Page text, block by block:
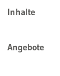
Inhalte
Angebote